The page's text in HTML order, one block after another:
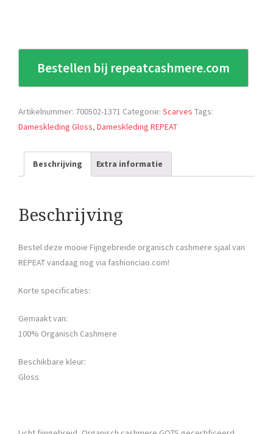
Bestellen bij repeatcashmere.com
Artikelnummer: 700502-1371 Categorie: Scarves Tags:
Dameskleding Gloss, Dameskleding REPEAT
Beschrijving Extra informatie
Beschrijving
Bestel deze mooie Fijngebreide organisch cashmere sjaal van
REPEAT vandaag nog via fashionciao.com!
Korte specificaties:
Gemaakt van:
100% Organisch Cashmere
Beschikbare kleur:
Gloss